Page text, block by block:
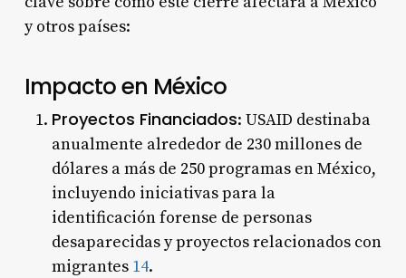
y otros países:
Impacto en México
Proyectos Financiados: USAID destinaba
anualmente alrededor de 230 millones de
dólares a más de 250 programas en México,
incluyendo iniciativas para la
identificación forense de personas
desaparecidas y proyectos relacionados con
migrantes 14.